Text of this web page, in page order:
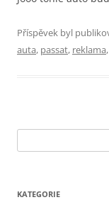
Příspěvek byl
auta, passat, reklama,
KATEGORIE